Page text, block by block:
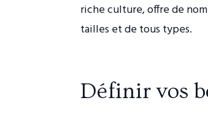
riche culture, offre de
tailles et de tous types.
Définir vos